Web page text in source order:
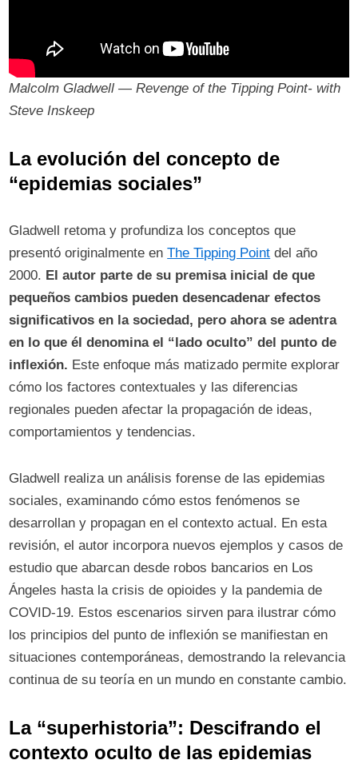
Malcolm Gladwell — Revenge of the Tipping Point- with
Steve Inskeep
La evolución del concepto de
“epidemias sociales”
Gladwell retoma y profundiza los conceptos que
presentó originalmente enThe Tipping Point del año
2000. El autor parte de su premisa inicial de que
pequeños cambios pueden desencadenar efectos
significativos en la sociedad, pero ahora se adentra
en lo que él denomina el “lado oculto” del punto de
inflexión. Este enfoque más matizado permite explorar
cómo los factores contextuales y las diferencias
regionales pueden afectar la propagación de ideas,
comportamientos y tendencias.
Gladwell realiza un análisis forense de las epidemias
sociales, examinando cómo estos fenómenos se
desarrollan y propagan en el contexto actual. En esta
revisión, el autor incorpora nuevos ejemplos y casos de
estudio que abarcan desde robos bancarios en Los
Ángeles hasta la crisis de opioides y la pandemia de
COVID-19. Estos escenarios sirven para ilustrar cómo
los principios del punto de inflexión se manifiestan en
situaciones contemporáneas, demostrando la relevancia
continua de su teoría en un mundo en constante cambio.
La “superhistoria”: Descifrando el
contexto oculto de las epidemias